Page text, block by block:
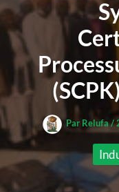
Par Relufa/